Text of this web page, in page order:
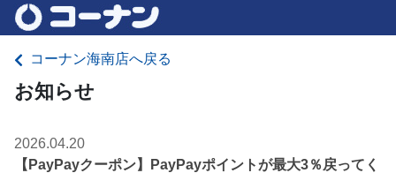
コーナン海南店へ戻る
お知らせ
2026.04.20
【PayPayクーポン】PayPayポイントが最大3％戻ってく